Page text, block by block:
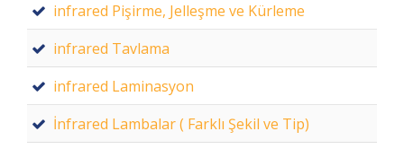
infrared Pişirme, Jelleşme ve Kürleme
infrared Tavlama
infrared Laminasyon
İnfrared Lambalar ( Farklı Şekil ve Tip)